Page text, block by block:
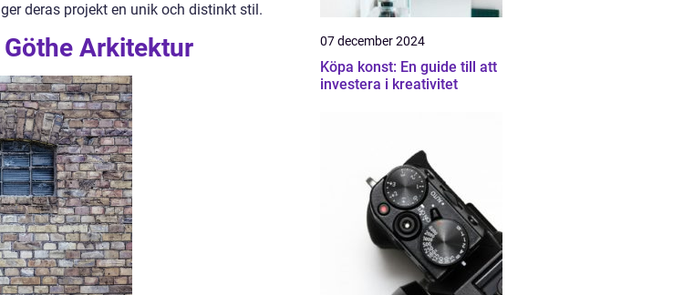
deras projekt en unik och distinkt stil.
Arkitektur 07 december 2024
Köpa konst: En guide till att
investera i kreativitet